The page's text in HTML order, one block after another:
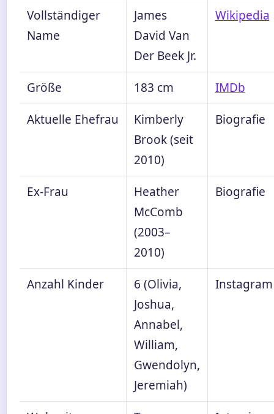
Vollständiger
Name
James
David Van
Der Beek Jr.
Wikipedia
Größe 183 cm
IMDb
Aktuelle Ehefrau
Kimberly
Brook (seit
2010)
Biografie
Ex-Frau
Heather
McComb
(2003–
2010)
Biografie
Anzahl Kinder
6 (Olivia,
Joshua,
Annabel,
William,
Gwendolyn,
Jeremiah)
Instagram